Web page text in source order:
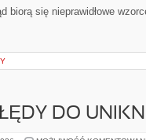
biorą się nieprawidłowe
DO